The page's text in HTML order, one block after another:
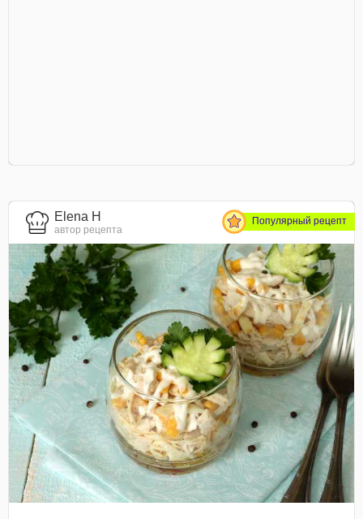
Elena H
автор рецепта
Популярный рецепт